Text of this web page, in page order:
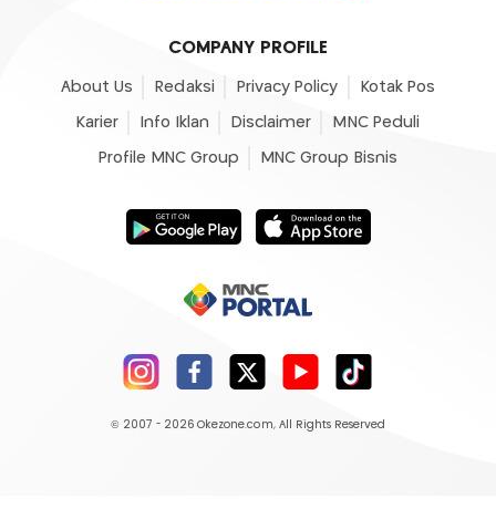
COMPANY PROFILE
About Us Redaksi Privacy Policy Kotak Pos
Karier Info Iklan Disclaimer MNC Peduli
Profile MNC Group MNC Group Bisnis
© 2007 - 2026 Okezone.com, All Rights Reserved